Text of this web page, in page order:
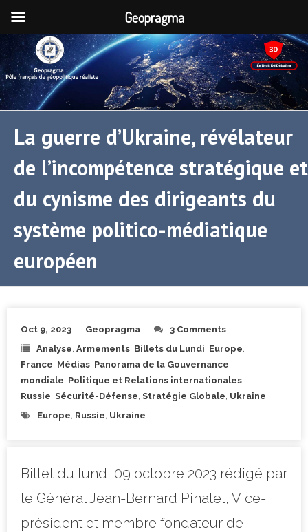
La guerre d’Ukraine, révélateur
de l’incompétence stratégique et
du cynisme des dirigeants du
système politico-médiatique
européen
Oct 9, 2023 Geopragma
3 Comments
Analyse Armements Billets du Lundi Europe
France Médias Panorama de la Gouvernance
mondiale Politique et Relations internationales
Russie Sécurité-Défense Stratégie Globale Ukraine
Europe Russie Ukraine
Billet du lundi 09 octobre 2023 rédigé par
le Général Jean-Bernard Pinatel, Vice-
président et membre fondateur de
Geopragma